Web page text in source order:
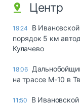
Центр
19:24
В
порядок 5 км
Кулачево
18:06
на трассе М-10 в
11:50
В